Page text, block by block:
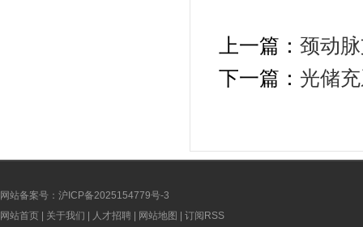
上一篇： 颈动
下一篇： 光储
网站备案号：沪ICP备2025154779号-3
网站首页
关于我们 人才招聘 网站地图
订阅RSS